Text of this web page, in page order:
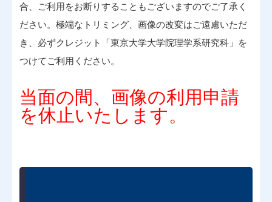
合、ご利用をお断りすることもございますのでご了承く
ださい。極端なトリミング、画像の改変はご遠慮いただ
き、必ずクレジット「東京大学大学院理学系研究科」を
つけてご利用ください。
当面の間、画像の利用申請
を休止いたします。